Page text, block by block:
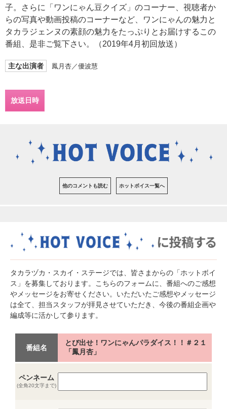
子。さらに「ワンにゃん豆クイズ」のコーナー、視聴者か
らの写真や動画投稿のコーナーなど、ワンにゃんの魅力と
タカラジェンヌの素顔の魅力をたっぷりとお届けするこの
番組、是非ご覧下さい。（2019年4月初回放送）
主な出演者 鳳月杏／優波慧
放送日時
他のコメントも読む ホットボイス一覧へ
タカラヅカ・スカイ・ステージでは、皆さまからの「ホットボイ
ス」を募集しております。こちらのフォームに、番組へのご感想
やメッセージをお寄せください。いただいたご感想やメッセージ
は全て、担当スタッフが拝見させていただき、今後の番組企画や
編成等に活かして参ります。
番組名
とび出せ！ワンにゃんパラダイス！！＃２１
「鳳月杏」
ペンネーム
(全角20文字まで)